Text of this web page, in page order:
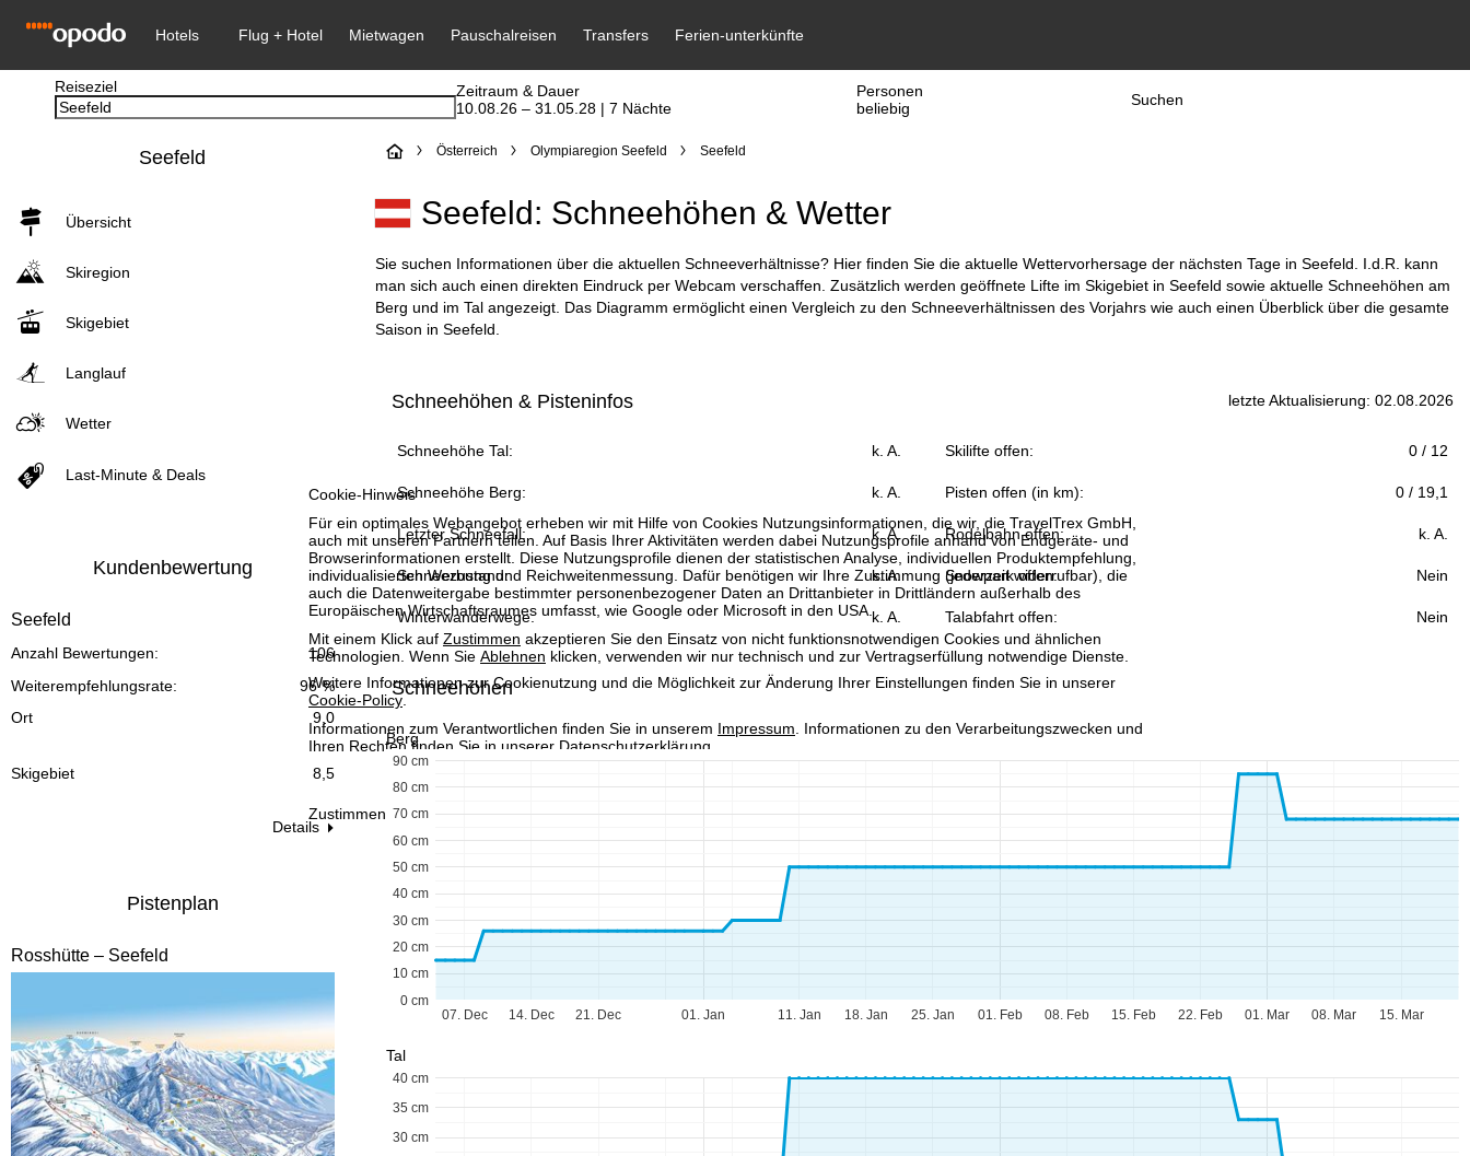
Cookie-Hinweis
Für ein optimales Webangebot erheben wir mit Hilfe von Cookies Nutzungsinformationen, die wir, die TravelTrex GmbH,
auch mit unseren Partnern teilen. Auf Basis Ihrer Aktivitäten werden dabei Nutzungsprofile anhand von Endgeräte- und
Browserinformationen erstellt. Diese Nutzungsprofile dienen der statistischen Analyse, individuellen Produktempfehlung,
individualisierten Werbung und Reichweitenmessung. Dafür benötigen wir Ihre Zustimmung (jederzeit widerrufbar), die
auch die Datenweitergabe bestimmter personenbezogener Daten an Drittanbieter in Drittländern außerhalb des
Europäischen Wirtschaftsraumes umfasst, wie Google oder Microsoft in den USA.
Mit einem Klick auf Zustimmen akzeptieren Sie den Einsatz von nicht funktionsnotwendigen Cookies und ähnlichen
Technologien. Wenn Sie Ablehnen klicken, verwenden wir nur technisch und zur Vertragserfüllung notwendige Dienste.
Weitere Informationen zur Cookienutzung und die Möglichkeit zur Änderung Ihrer Einstellungen finden Sie in unserer
Cookie-Policy
Informationen zum Verantwortlichen finden Sie in unserem Impressum . Informationen zu den Verarbeitungszwecken und
Ihren Rechten finden Sie in unserer Datenschutzerklärung
Zustimmen
Reiseziel
Zeitraum & Dauer
10.08.26 – 31.05.28 | 7 Nächte
Personen
beliebig
Suchen
Seefeld
Übersicht
Skiregion
Skigebiet
Langlauf
Wetter
Last-Minute & Deals
Kundenbewertung
Seefeld
106
Anzahl Bewertungen:
96 %
Weiterempfehlungsrate:
Ort
9,0
Skigebiet 8,5
Details
Pistenplan
Rosshütte – Seefeld
S
t
r
t
e
Österreich Olympiaregion Seefeld Seefeld
Seefeld: Schneehöhen & Wetter
Sie suchen Informationen über die aktuellen Schneeverhältnisse? Hier finden Sie die aktuelle Wettervorhersage der nächsten Tage in Seefeld. I.d.R. kann
man sich auch einen direkten Eindruck per Webcam verschaffen. Zusätzlich werden geöffnete Lifte im Skigebiet in Seefeld sowie aktuelle Schneehöhen am
Berg und im Tal angezeigt. Das Diagramm ermöglicht einen Vergleich zu den Schneeverhältnissen des Vorjahrs wie auch einen Überblick über die gesamte
Saison in Seefeld.
Schneehöhen & Pisteninfos letzte Aktualisierung: 02.08.2026
Schneehöhe Tal: k. A. Skilifte offen: 0 / 12
Schneehöhe Berg: k. A. Pisten offen (in km): 0 / 19,1
Letzter Schneefall: k. A. Rodelbahn offen: k. A.
Schneezustand: k. A. Snowpark offen: Nein
Winterwanderwege: k. A. Talabfahrt offen: Nein
Schneehöhen
Berg
01. Jan 01. Feb 01. Mar
07. Dec 14. Dec 21. Dec 11. Jan 18. Jan 25. Jan 08. Feb 15. Feb 22. Feb 08. Mar 15. Mar
0 cm
10 cm
20 cm
30 cm
40 cm
50 cm
60 cm
70 cm
80 cm
90 cm
Tal
30 cm
35 cm
40 cm